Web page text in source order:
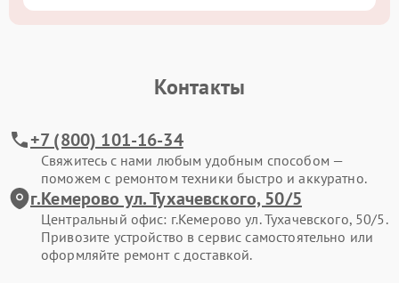
Контакты
+7 (800) 101-16-34
Свяжитесь с нами любым удобным способом —
поможем с ремонтом техники быстро и аккуратно.
г.Кемерово ул. Тухачевского, 50/5
Центральный офис: г.Кемерово ул. Тухачевского, 50/5.
Привозите устройство в сервис самостоятельно или
оформляйте ремонт с доставкой.